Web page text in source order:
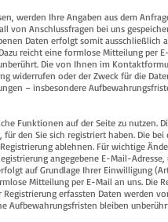
werden Ihre Angaben aus dem
von Anschlussfragen bei uns
Daten erfolgt somit ausschließlich
reicht eine formlose Mitteilung per
Die von Ihnen im
widerrufen oder der Zweck für die
– insbesondere
Funktionen auf der Seite zu nutzen.
den Sie sich registriert haben. Die
ablehnen. Für wichtige
angegebene E-Mail-
auf Grundlage Ihrer Einwilligung
Mitteilung per E-Mail an uns. Die
erfassten Daten werden
Aufbewahrungsfristen bleiben